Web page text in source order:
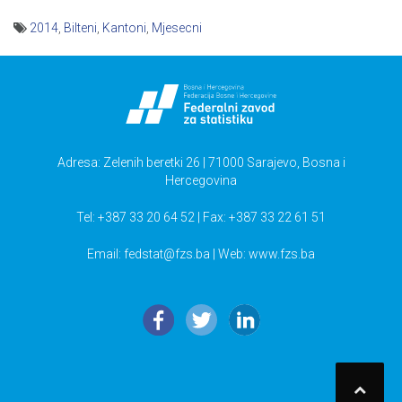
2014 Bilteni Kantoni Mjesecni
Adresa: Zelenih beretki 26 | 71000 Sarajevo, Bosna i
Hercegovina
Tel: +387 33 20 64 52 | Fax: +387 33 22 61 51
Email: fedstat@fzs.ba | Web: www.fzs.ba